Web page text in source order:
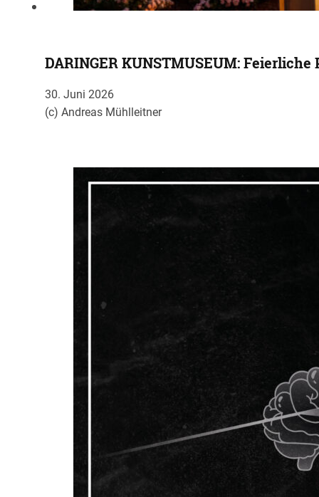
DARINGER KUNSTMUSEUM:
30. Juni 2026
(c) Andreas Mühlleitner